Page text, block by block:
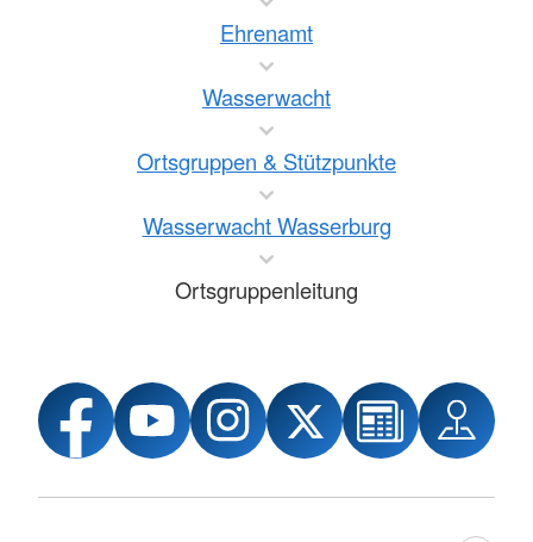
Ehrenamt
Wasserwacht
Ortsgruppen & Stützpunkte
Wasserwacht Wasserburg
Ortsgruppenleitung